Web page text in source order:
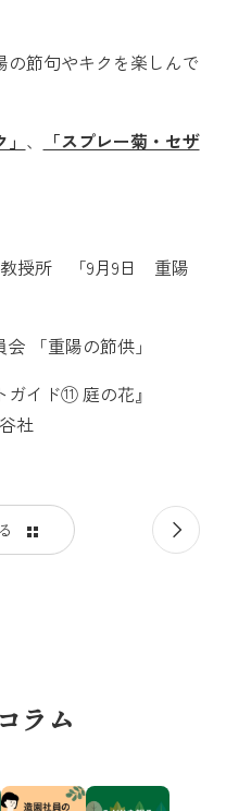
節句やキクを楽しんで
、
「スプレー菊・セザ
教授所 「9月9日 重陽
「重陽の節供」
ガイド⑪ 庭の花』
社
次
の
ラム